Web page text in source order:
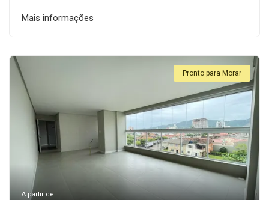
Mais informações
Pronto para Morar
A partir de: